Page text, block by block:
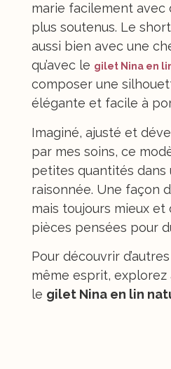
marie facilement avec
plus soutenus. Le
aussi bien avec une
qu’avec le gilet Nina en
composer une
élégante et facile à
Imaginé, ajusté et
par mes soins, ce
petites quantités dans
raisonnée. Une façon
mais toujours mieux
pièces pensées pour
Pour découvrir
même esprit, explorez
le gilet Nina en lin